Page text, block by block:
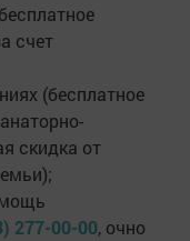
счет
(бесплатное
скидка от
277-00-00, очно